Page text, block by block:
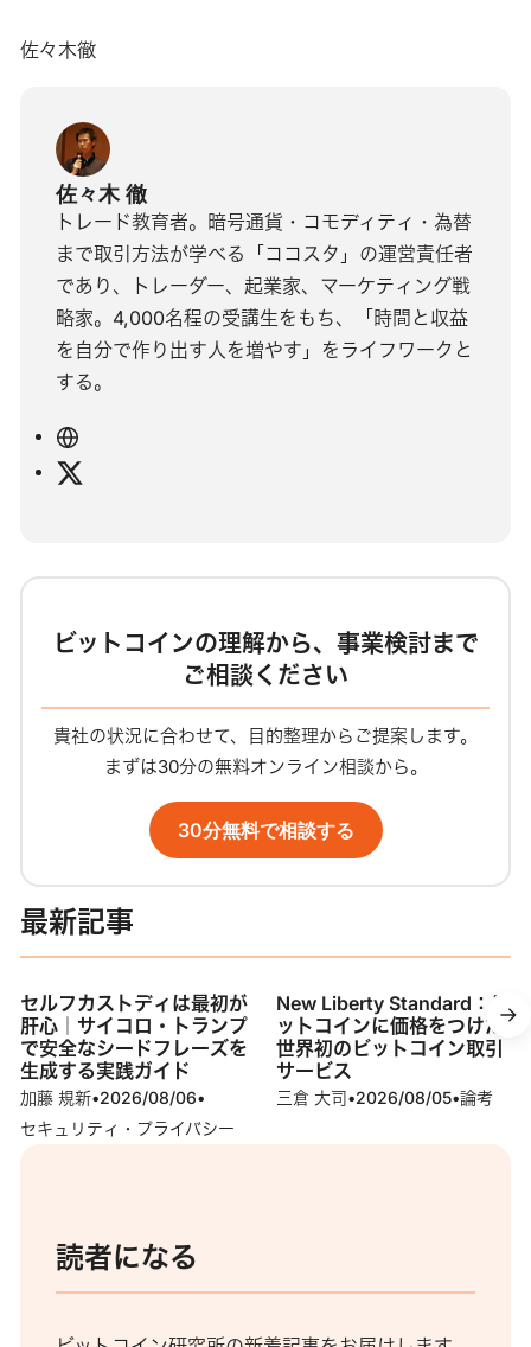
佐々木徹
佐々木 徹
トレード教育者。暗号通貨・コモディティ・為替
まで取引方法が学べる「ココスタ」の運営責任者
であり、トレーダー、起業家、マーケティング戦
略家。4,000名程の受講生をもち、「時間と収益
を自分で作り出す人を増やす」をライフワークと
する。
ウ
ェ
イ
ビットコインの理解から、事業検討まで
ご相談ください
貴社の状況に合わせて、目的整理からご提案します。
まずは30分の無料オンライン相談から。
30分無料で相談する
最新記事
セルフカストディは最初が
肝心｜サイコロ・トランプ
で安全なシードフレーズを
生成する実践ガイド
加藤 規新•2026/08/06•
セキュリティ・プライバシー
New Liberty Standard：ビ
ットコインに価格をつけた
世界初のビットコイン取引
サービス
三倉 大司•2026/08/05•論考
読者になる